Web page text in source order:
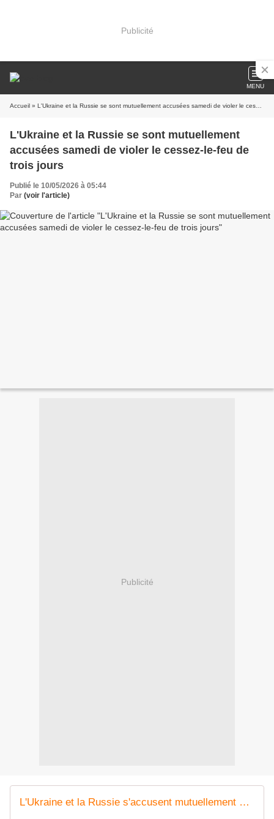
Publicité
MENU
Accueil » L'Ukraine et la Russie se sont mutuellement accusées samedi de violer le cessez-le-feu de trois jours
L'Ukraine et la Russie se sont mutuellement
accusées samedi de violer le cessez-le-feu de
trois jours
Publié le 10/05/2026 à 05:44
Par (voir l'article)
Publicité
L'Ukraine et la Russie s'accusent mutuellement de violer la trêve